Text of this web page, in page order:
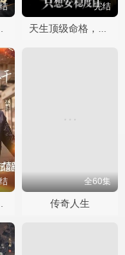
不起
完结
天生顶级命格，只想安稳度日
他不干
全60集
传奇人生